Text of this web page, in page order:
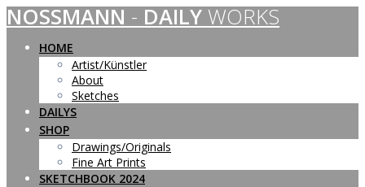
Skip
to
content
NOSSMANN - DAILY WORKS
HOME
Artist/Künstler
About
Sketches
DAILYS
SHOP
Drawings/Originals
Fine Art Prints
SKETCHBOOK 2024